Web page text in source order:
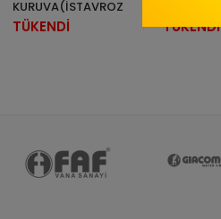
KURUVA(İSTAVROZ)
TÜKENDİ TÜKENDİ